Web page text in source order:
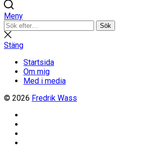
Meny
Sök
efter:
Sök
Stäng
sökning
Stäng
Startsida
Om mig
Med i media
© 2026 Fredrik Wass